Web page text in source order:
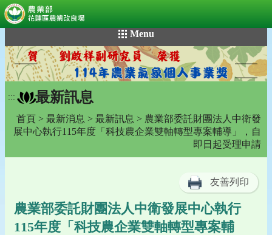
到
主
要
內
容
Menu
::: 最新訊息
首頁 > 最新消息 > 最新訊息 > 農業部委託財團法人中衛發
展中心執行115年度「科技農企業雙軸轉型專案輔導」，自
即日起受理申請
友善列印
農業部委託財團法人中衛發展中心執行
115年度「科技農企業雙軸轉型專案輔